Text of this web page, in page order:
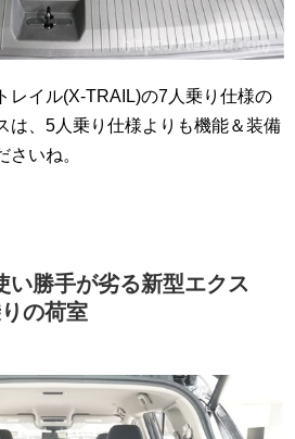
レイル(X-TRAIL)の7人乗り仕様の
は、5人乗り仕様よりも機能＆装備
さいね。
い勝手が劣る新型エクス
の荷室